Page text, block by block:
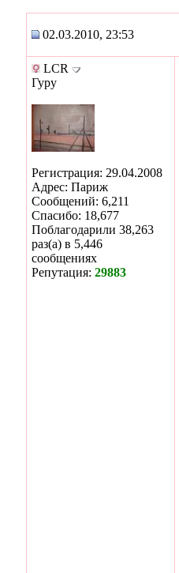
02.03.2010, 23:53
LCR
Гуру
Регистрация: 29.04.2008
Адрес: Париж
Сообщений: 6,211
Спасибо: 18,677
Поблагодарили 38,263
раз(а) в 5,446
сообщениях
Репутация: 29883